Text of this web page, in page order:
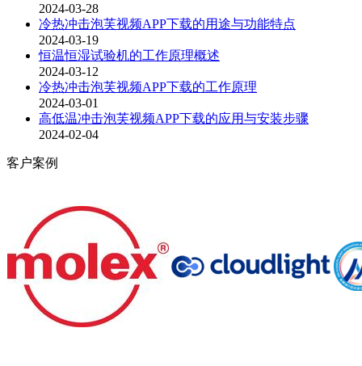
2024-03-28
冷热冲击泡芙视频APP下载的用途与功能特点
2024-03-19
恒温恒湿试验机的工作原理概述
2024-03-12
冷热冲击泡芙视频APP下载的工作原理
2024-03-01
高低温冲击泡芙视频APP下载的应用与安装步骤
2024-02-04
客户案例